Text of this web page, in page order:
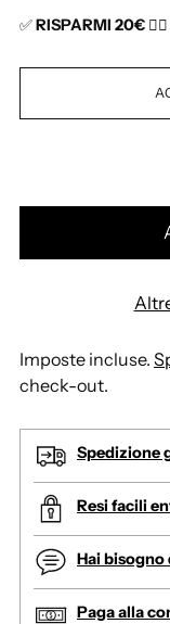
à
✅RISPARMI 20€ 👉🏻
Imposte incluse.
check-out.
Spedizione
Resi facili
Hai
Paga alla